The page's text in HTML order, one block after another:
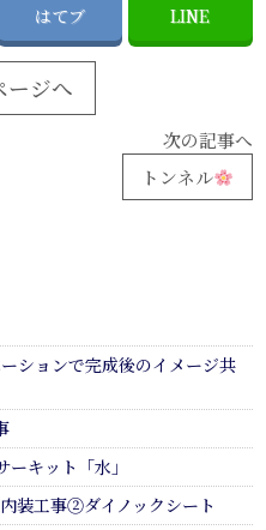
はてブ LINE
ージへ
次の記事へ
トンネル
ションで完成後のイメージ共
キット「水」
工事②ダイノックシート